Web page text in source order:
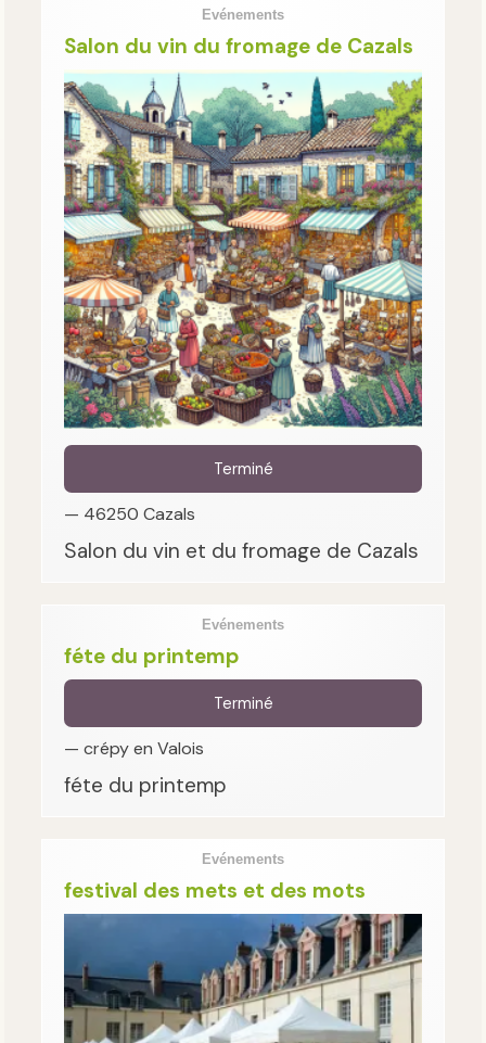
Evénements
Salon du vin du fromage de Cazals
Terminé
— 46250 Cazals
Salon du vin et du fromage de Cazals
Evénements
féte du printemp
Terminé
— crépy en Valois
féte du printemp
Evénements
festival des mets et des mots